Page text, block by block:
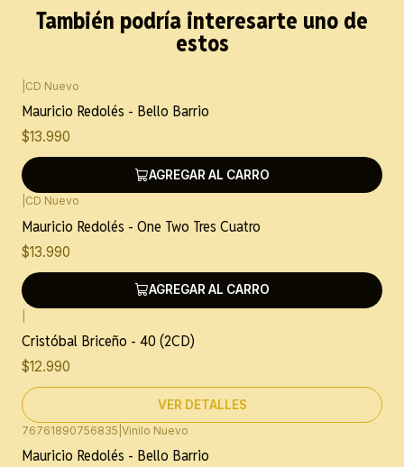
También podría interesarte uno de
estos
CD Nuevo
Mauricio Redolés - Bello Barrio
$13.990
AGREGAR AL CARRO
CD Nuevo
Mauricio Redolés - One Two Tres Cuatro
$13.990
AGREGAR AL CARRO
Agotado
Cristóbal Briceño - 40 (2CD)
$12.990
VER DETALLES
76761890756835 Vinilo Nuevo
Mauricio Redolés - Bello Barrio